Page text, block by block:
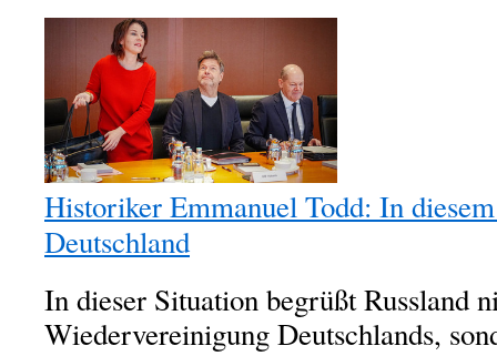
Historiker Emmanuel Todd: In
Deutschland
In dieser Situation begrüßt Russland
Wiedervereinigung Deutschlands,